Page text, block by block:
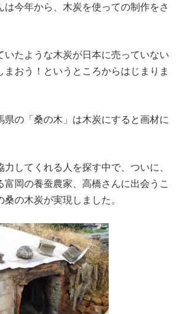
は今年から、木炭を使っての制作をさ
いたような木炭が日本に売っていない
まおう！というところからはじまりま
県の「桑の木」は木炭にすると画材に
してくれる人を探す中で、ついに、
富岡の養蚕農家、高橋さんに出会うこ
の木炭が実現しました。